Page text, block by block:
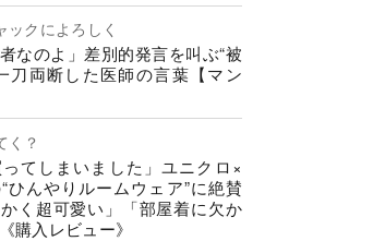
ックによろしく
者なのよ」差別的発言を叫ぶ“被
刀両断した医師の言葉【マン
く？
ってしまいました」ユニクロ×
ひんやりルームウェア”に絶賛
く超可愛い」「部屋着に欠か
購入レビュー》